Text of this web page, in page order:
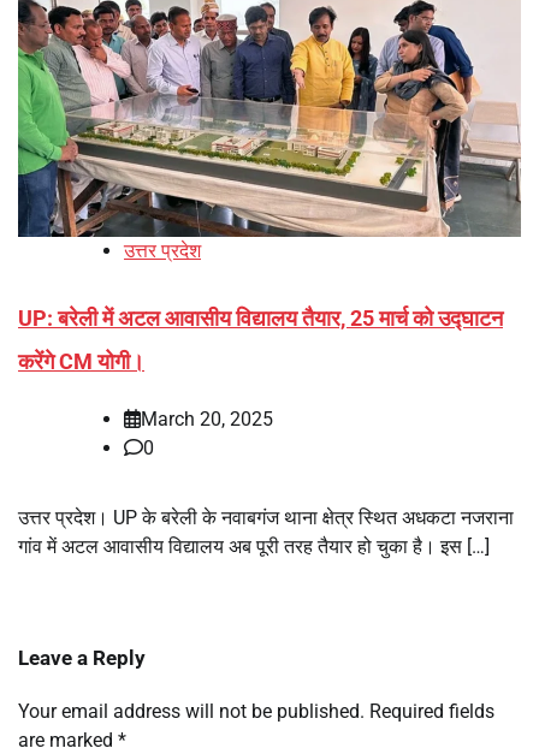
उत्तर प्रदेश
UP: बरेली में अटल आवासीय विद्यालय तैयार, 25 मार्च को उद्घाटन
करेंगे CM योगी।
March 20, 2025
0
उत्तर प्रदेश। UP के बरेली के नवाबगंज थाना क्षेत्र स्थित अधकटा नजराना
गांव में अटल आवासीय विद्यालय अब पूरी तरह तैयार हो चुका है। इस […]
Leave a Reply
Your email address will not be published. Required fields
are marked *